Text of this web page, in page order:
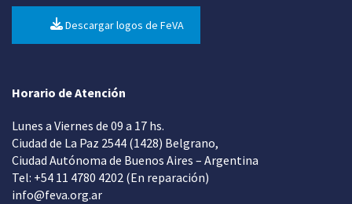
Descargar logos de FeVA
Horario de Atención
Lunes a Viernes de 09 a 17 hs.
Ciudad de La Paz 2544 (1428) Belgrano,
Ciudad Autónoma de Buenos Aires – Argentina
Tel: +54 11 4780 4202 (En reparación)
info@feva.org.ar